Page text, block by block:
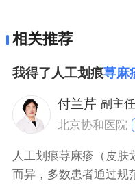
相关推荐
我得了人工划痕荨麻
付兰芹 副主
北京协和医院
人工划痕荨麻疹（皮肤
而异，多数患者通过规